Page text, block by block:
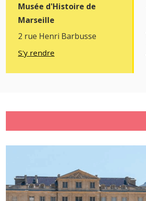
Musée d'Histoire de
Marseille
2 rue Henri Barbusse
S'y rendre